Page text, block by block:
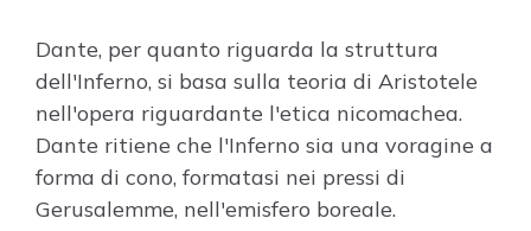
Dante, per quanto riguarda la struttura
dell'Inferno, si basa sulla teoria di Aristotele
nell'opera riguardante l'etica nicomachea.
Dante ritiene che l'Inferno sia una voragine a
forma di cono, formatasi nei pressi di
Gerusalemme, nell'emisfero boreale.